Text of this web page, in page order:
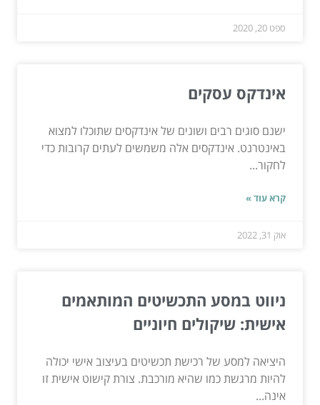
ספט 20, 2020
אינדקס עסקים
ישנם סוגים רבים ושונים של אינדקסים שתוכלו למצוא
באינטרנט. אינדקסים אלה משמשים לעתים קרובות כדי
לחקור...
קרא עוד »
אוק 31, 2022
ניווט במסע התכשיטים המותאמים
אישית: שיקולים חיוניים
היציאה למסע של רכישת תכשיטים בעיצוב אישי יכולה
להיות מרגשת כמו שהיא מורכבת. צורת קישוט אישית זו
אינה...